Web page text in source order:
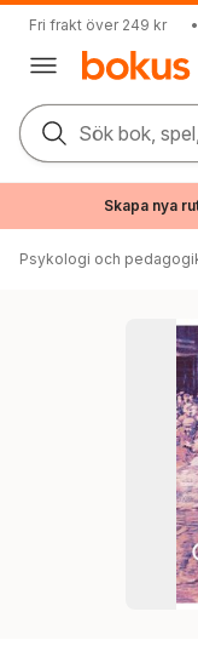
Fri frakt över 249 kr •
Sök bok,
Skapa nya
Psykologi och